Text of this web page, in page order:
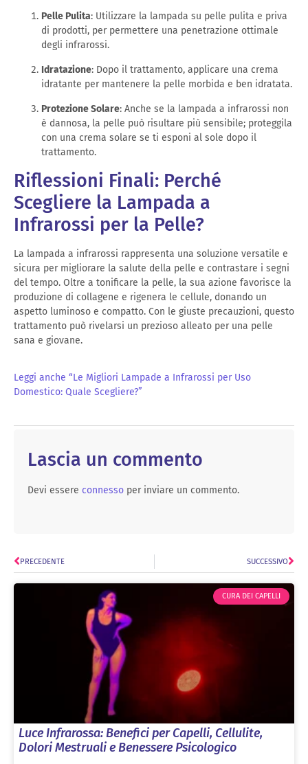
Pelle Pulita: Utilizzare la lampada su pelle pulita e priva
di prodotti, per permettere una penetrazione ottimale
degli infrarossi.
Idratazione: Dopo il trattamento, applicare una crema
idratante per mantenere la pelle morbida e ben idratata.
Protezione Solare: Anche se la lampada a infrarossi non
è dannosa, la pelle può risultare più sensibile; proteggila
con una crema solare se ti esponi al sole dopo il
trattamento.
Riflessioni Finali: Perché
Scegliere la Lampada a
Infrarossi per la Pelle?
La lampada a infrarossi rappresenta una soluzione versatile e
sicura per migliorare la salute della pelle e contrastare i segni
del tempo. Oltre a tonificare la pelle, la sua azione favorisce la
produzione di collagene e rigenera le cellule, donando un
aspetto luminoso e compatto. Con le giuste precauzioni, questo
trattamento può rivelarsi un prezioso alleato per una pelle
sana e giovane.
Leggi anche “Le Migliori Lampade a Infrarossi per Uso
Domestico: Quale Scegliere?”
Lascia un commento
Devi essere connesso per inviare un commento.
PRECEDENTE SUCCESSIVO
CURA DEI CAPELLI
Luce Infrarossa: Benefici per Capelli, Cellulite,
Dolori Mestruali e Benessere Psicologico